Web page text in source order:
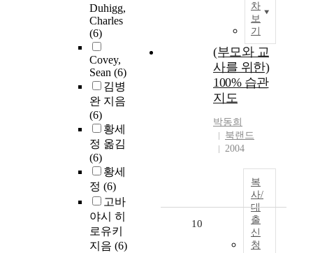
Duhigg,
Charles
(6)
Covey,
Sean (6)
김병
완 지음
(6)
황세
정 옮김
(6)
황세
정 (6)
고바
야시 히
로유키
지음 (6)
차
보
기
(부모와 교
사를 위한)
100% 습관
지도
박동희
북랜드
2004
복
사/
대
출
신
청
10